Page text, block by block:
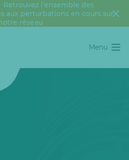
Retrouvez l’ensemble des
aux perturbations en cours sur
réseau
Menu